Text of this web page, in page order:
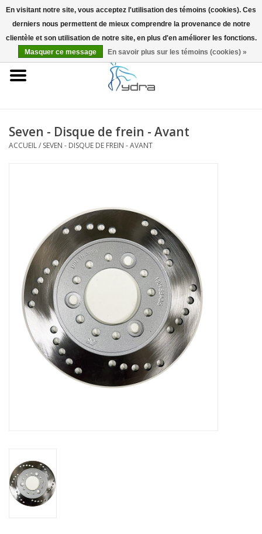
EUR
Accueil
Seven - Disque de frein - Avant
ACCUEIL/ SEVEN - DISQUE DE FREIN - AVANT
En visitant notre site, vous acceptez l'utilisation des témoins (cookies). Ces
derniers nous permettent de mieux comprendre la provenance de notre
clientèle et son utilisation de notre site, en plus d'en améliorer les fonctions.
Masquer ce message
En savoir plus sur les témoins (cookies) »